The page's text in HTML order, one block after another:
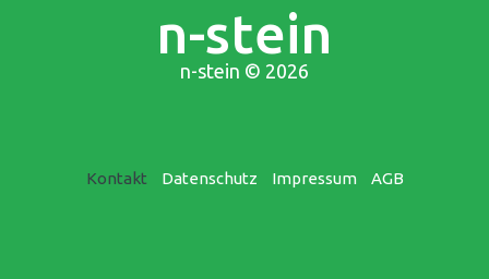
n-stein
n-stein © 2026
Kontakt Datenschutz Impressum AGB